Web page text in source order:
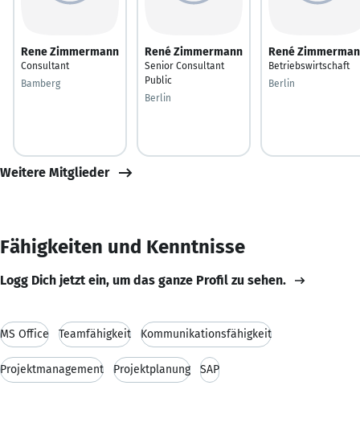
Rene Zimmermann
Consultant
Bamberg
René Zimmermann
Senior Consultant
Public
Berlin
René
Betriebswirtschaft
Berlin
Weitere Mitglieder
Fähigkeiten und Kenntnisse
Logg Dich jetzt ein, um das ganze Profil zu sehen.
MS Office Teamfähigkeit Kommunikationsfähigkeit
Projektmanagement Projektplanung SAP